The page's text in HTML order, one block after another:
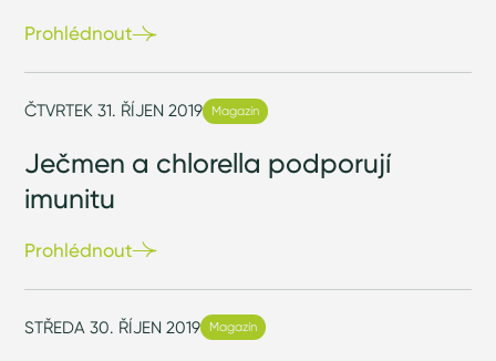
Prohlédnout
ČTVRTEK 31. ŘÍJEN 2019 Magazín
Ječmen a chlorella podporují
imunitu
Prohlédnout
STŘEDA 30. ŘÍJEN 2019 Magazín